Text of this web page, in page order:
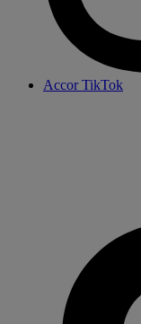
Accor TikTok